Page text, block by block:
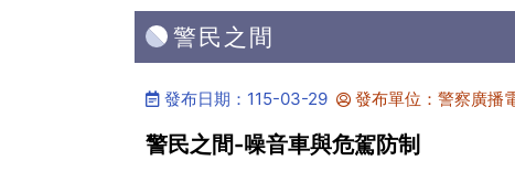
警民之間
發布日期：115-03-29 發布單位：警察廣播
警民之間-噪音車與危駕防制